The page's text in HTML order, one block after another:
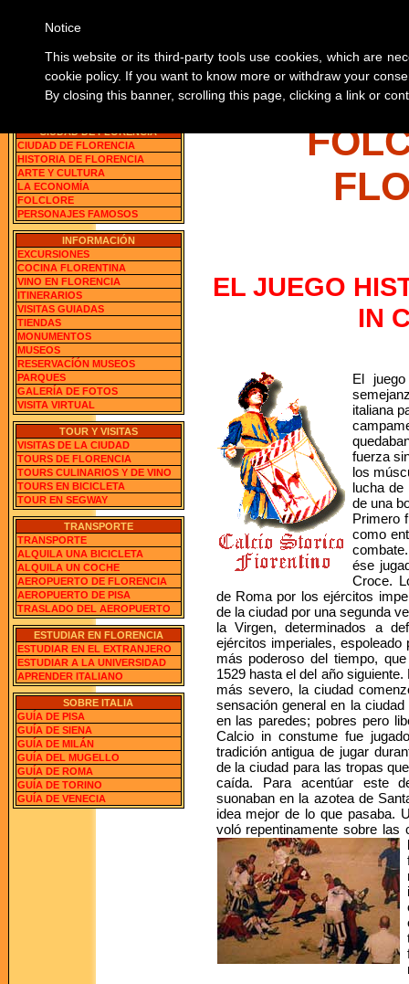
Florencia, Italia BUSCA LAS
CIUDAD DE FLORENCIA
CIUDAD DE FLORENCIA
HISTORIA DE FLORENCIA
ARTE Y CULTURA
LA ECONOMÍA
FOLCLORE
PERSONAJES FAMOSOS
INFORMACIÓN
EXCURSIONES
COCINA FLORENTINA
VINO EN FLORENCIA
ITINERARIOS
VISITAS GUIADAS
TIENDAS
MONUMENTOS
MUSEOS
RESERVACÍÓN MUSEOS
PARQUES
GALERÍA DE FOTOS
VISITA VIRTUAL
TOUR Y VISITAS
VISITAS DE LA CIUDAD
TOURS DE FLORENCIA
TOURS CULINARIOS Y DE VINO
TOURS EN BICICLETA
TOUR EN SEGWAY
TRANSPORTE
TRANSPORTE
ALQUILA UNA BICICLETA
ALQUILA UN COCHE
AEROPUERTO DE FLORENCIA
AEROPUERTO DE PISA
TRASLADO DEL AEROPUERTO
ESTUDIAR EN FLORENCIA
ESTUDIAR EN EL EXTRANJERO
ESTUDIAR A LA UNIVERSIDAD
APRENDER ITALIANO
SOBRE ITALIA
GUÍA DE PISA
GUÍA DE SIENA
GUÍA DE MILÁN
GUÍA DEL MUGELLO
GUÍA DE ROMA
GUÍA DE TORINO
GUÍA DE VENECIA
EL JUEGO
IN
El
italiana
fuerza
los
lucha
de una
Primero
como
ése
Croce.
de Roma por los ejércitos
de la ciudad por una segunda
la Virgen, determinados a
ejércitos imperiales,
más poderoso del tiempo,
1529 hasta el del año
más severo, la ciudad
sensación general en la
en las paredes; pobres pero
Calcio in constume fue
tradición antigua de jugar
de la ciudad para las tropas
caída. Para acentúar este
suonaban en la azotea de
idea mejor de lo que pasaba.
voló repentinamente sobre
Notice
This website or its third-party tools use cookies, which are
cookie policy. If you want to know more or withdraw your
By closing this banner, scrolling this page, clicking a link or